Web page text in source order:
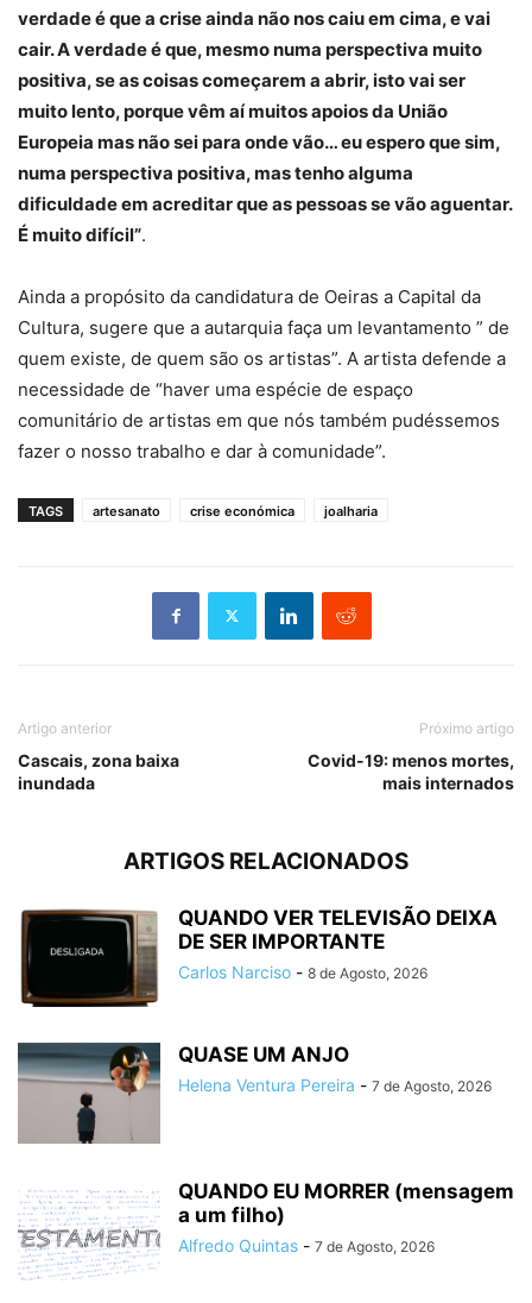
verdade é que a crise ainda não nos caiu em cima, e vai
cair. A verdade é que, mesmo numa perspectiva muito
positiva, se as coisas começarem a abrir, isto vai ser
muito lento, porque vêm aí muitos apoios da União
Europeia mas não sei para onde vão… eu espero que sim,
numa perspectiva positiva, mas tenho alguma
dificuldade em acreditar que as pessoas se vão aguentar.
É muito difícil”.
Ainda a propósito da candidatura de Oeiras a Capital da
Cultura, sugere que a autarquia faça um levantamento ” de
quem existe, de quem são os artistas”. A artista defende a
necessidade de “haver uma espécie de espaço
comunitário de artistas em que nós também pudéssemos
fazer o nosso trabalho e dar à comunidade”.
TAGS artesanato crise económica joalharia
Artigo anterior
Cascais, zona baixa
inundada
Próximo artigo
Covid-19: menos mortes,
mais internados
ARTIGOS RELACIONADOS
QUANDO VER TELEVISÃO DEIXA
DE SER IMPORTANTE
Carlos Narciso - 8 de Agosto, 2026
QUASE UM ANJO
Helena Ventura Pereira - 7 de Agosto, 2026
QUANDO EU MORRER (mensagem
a um filho)
Alfredo Quintas - 7 de Agosto, 2026